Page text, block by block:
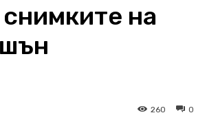
на
0
260